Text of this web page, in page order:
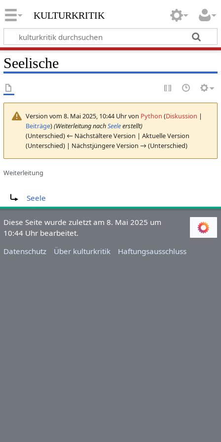
kulturkritik
Seelische
Version vom 8. Mai 2025, 10:44 Uhr von Python (Diskussion |
Beiträge)(Weiterleitung nachSeeleerstellt)
(Unterschied) ← Nächstältere Version | Aktuelle Version
(Unterschied) | Nächstjüngere Version → (Unterschied)
Weiterleitung
Seele
Diese Seite wurde zuletzt am 8. Mai 2025 um
10:44 Uhr bearbeitet.
Datenschutz
Über kulturkritik Haftungsausschluss